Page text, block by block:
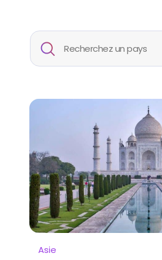
Asie